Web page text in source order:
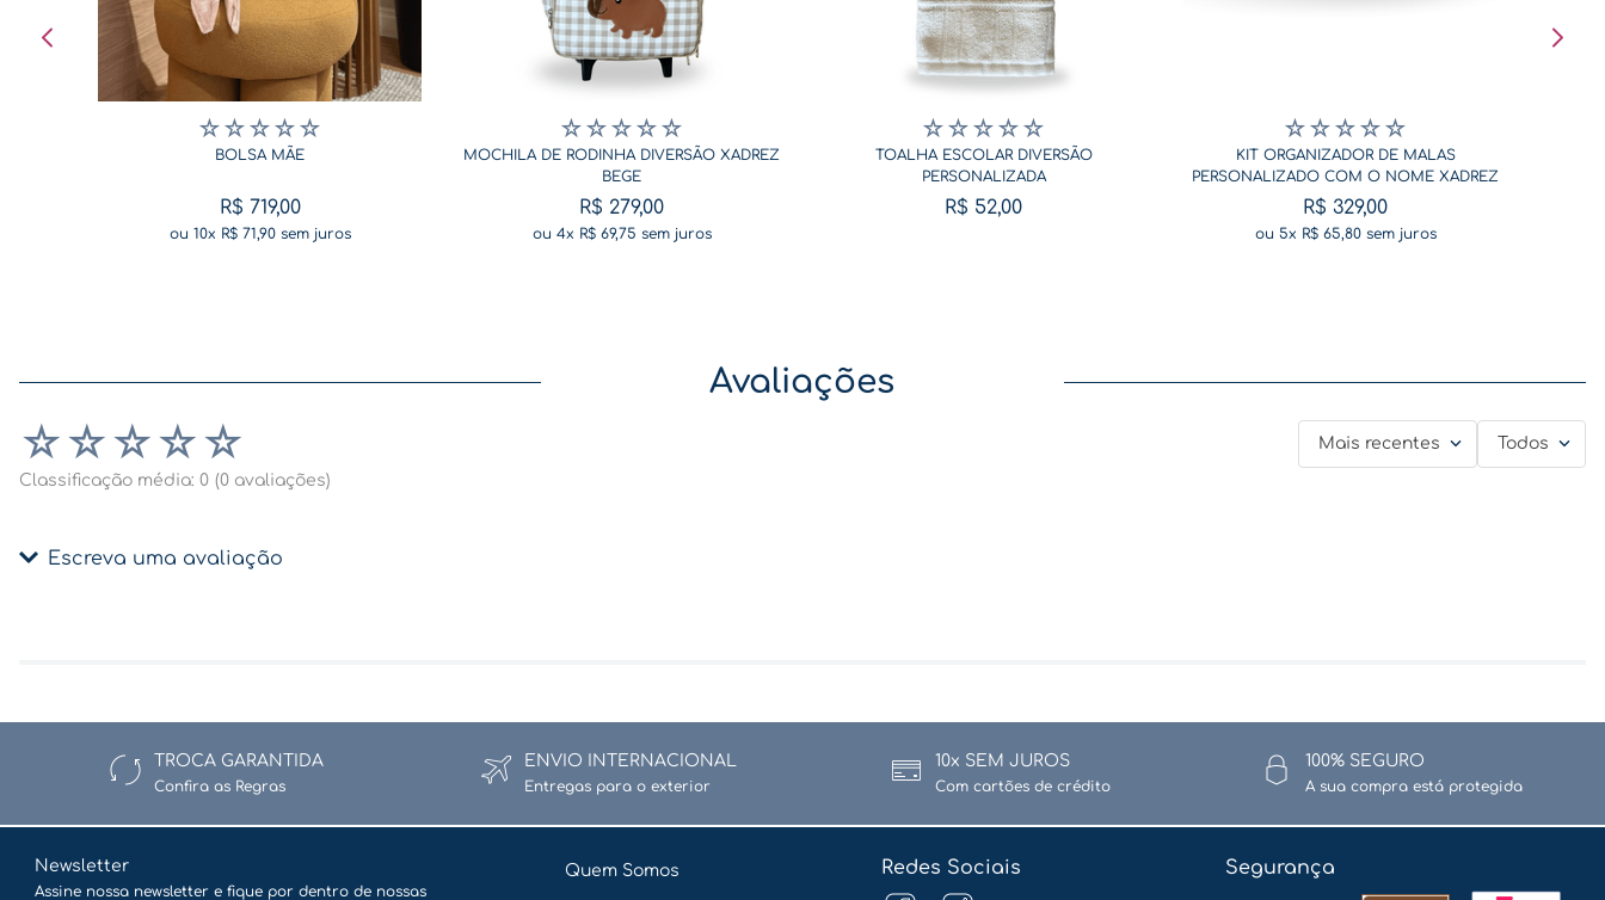
☆☆☆☆☆
BOLSA MÃE
R$ 719,00
ou 10x R$ 71,90sem juros
☆☆☆☆☆
MOCHILA DE RODINHA DIVERSÃO XADREZ
BEGE
R$ 279,00
ou 4x R$ 69,75 sem juros
☆☆☆☆☆
TOALHA ESCOLAR DIVERSÃO
PERSONALIZADA
R$ 52,00
☆☆☆☆☆
KIT ORGANIZADOR DE MALAS
PERSONALIZADO COM O NOME XADREZ
BEGE
R$ 329,00
ou 5x R$ 65,80sem juros
Avaliações
☆ ☆ ☆ ☆ ☆
Classificação média: 0 (0 avaliações)
Escreva uma avaliação
Avalie o produto de 1 a 5 estrelas
★★ ★★ ★
Mais recentes Todos
TROCA GARANTIDA
Confira as Regras
ENVIO INTERNACIONAL
Entregas para o exterior
10x SEM JUROS
Com cartões de crédito
100% SEGURO
A sua compra está protegida
Newsletter
Assine nossa newsletter e fique por dentro de nossas
Quem Somos Redes Sociais Segurança